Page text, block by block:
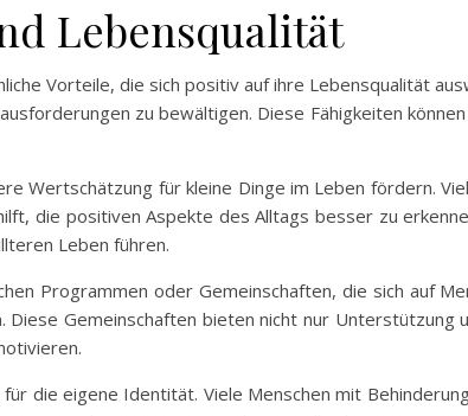
Lebensqualität
Vorteile, die sich positiv auf ihre Lebensqualität
zu bewältigen. Diese Fähigkeiten
Wertschätzung für kleine Dinge im Leben fördern.
die positiven Aspekte des Alltags besser zu
Leben führen.
Programmen oder Gemeinschaften, die sich auf
Gemeinschaften bieten nicht nur Unterstützung
die eigene Identität. Viele Menschen mit